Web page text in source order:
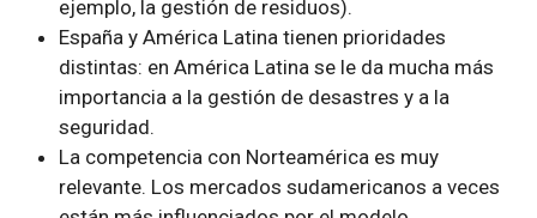
ejemplo, la gestión de residuos).
España y América Latina tienen prioridades
distintas: en América Latina se le da mucha más
importancia a la gestión de desastres y a la
seguridad.
La competencia con Norteamérica es muy
relevante. Los mercados sudamericanos a veces